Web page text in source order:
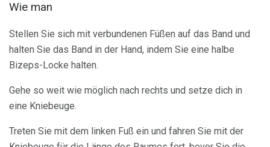
Wie man
Stellen Sie sich mit verbundenen Füßen auf das Band und
halten Sie das Band in der Hand, indem Sie eine halbe
Bizeps-Locke halten.
Gehe so weit wie möglich nach rechts und setze dich in
eine Kniebeuge.
Treten Sie mit dem linken Fuß ein und fahren Sie mit der